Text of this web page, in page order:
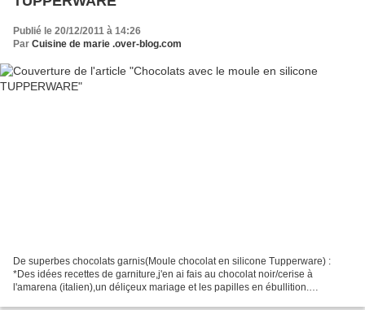
Publié le 20/12/2011 à 14:26
Par Cuisine de marie .over-blog.com
De superbes chocolats garnis(Moule chocolat en silicone Tupperware) :
*Des idées recettes de garniture,j'en ai fais au chocolat noir/cerise à
l'amarena (italien),un déliçeux mariage et les papilles en ébullition.